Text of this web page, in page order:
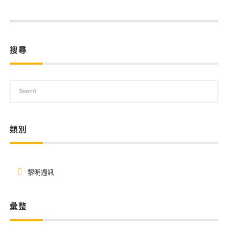
搜尋
類別
黎明週訊
彙整